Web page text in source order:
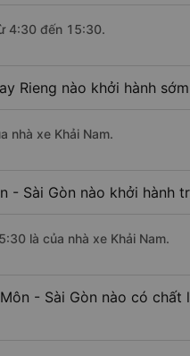
4:30 đến 15:30.
Rieng nào khởi hành
nhà xe Khải Nam.
- Sài Gòn nào khởi hành
là của nhà xe Khải Nam.
- Sài Gòn nào có chất